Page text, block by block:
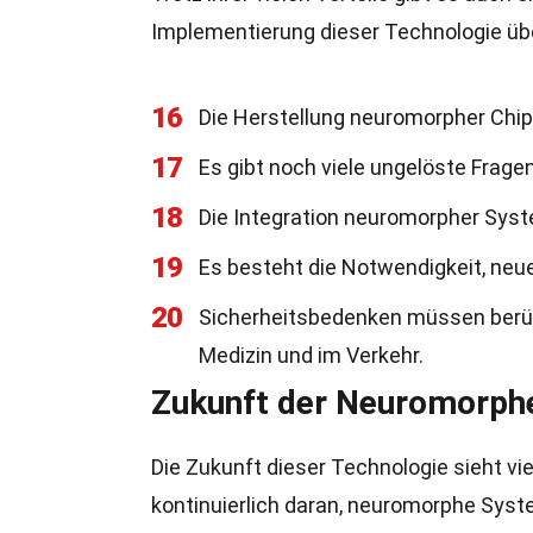
Implementierung dieser Technologie
16 Die Herstellung neuromorpher
17 Es gibt noch viele ungelöste
18 Die Integration neuromorpher
19 Es besteht die Notwendigkeit,
20
Sicherheitsbedenken müssen
Medizin und im Verkehr.
Zukunft der
Die Zukunft dieser Technologie sieht
kontinuierlich daran, neuromorphe